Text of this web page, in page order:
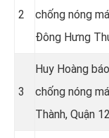
2
chống nóng
Đông Hưng
3
Huy Hoàng
chống nóng
Thành, Quận 12